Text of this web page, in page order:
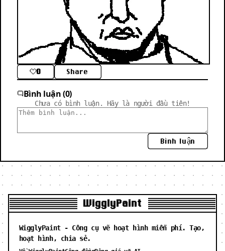
0 Share
Bình luận (0)
Chưa có bình luận. Hãy là người đầu tiên!
Bình luận
WigglyPaint
WigglyPaint - Công cụ vẽ hoạt hình miễn phí. Tạo,
hoạt hình, chia sẻ.